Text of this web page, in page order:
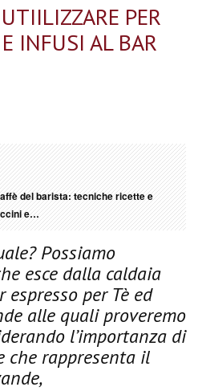
PER
INFUSI AL BAR
del barista: tecniche ricette e
e…
Possiamo
esce dalla caldaia
per Tè ed
alle quali proveremo
l’importanza di
che rappresenta il